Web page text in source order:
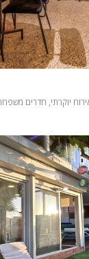
יוקרתי, חדרים